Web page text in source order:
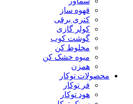
قهوه ساز
کتری برقی
کولر گازی
گوشت کوب
مخلوط کن
میوه خشک کن
همزن
محصولات توکار
فر توکار
هود توکار